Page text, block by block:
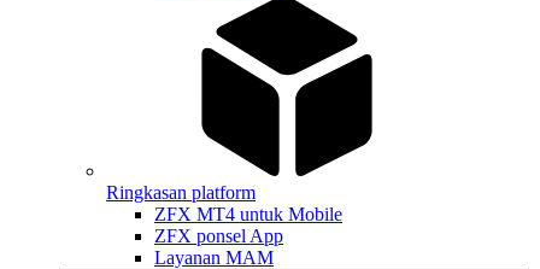
Ringkasan platform
ZFX MT4 untuk Mobile
ZFX ponsel App
Layanan MAM